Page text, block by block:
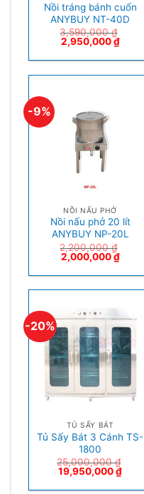
Nồi tráng bánh cuốn
ANYBUY NT-40D
3,590,000₫
2,950,000₫
-9%
NỒI NẤU PHỞ
Nồi nấu phở 20 lít
ANYBUY NP-20L
2,200,000₫
2,000,000₫
-20%
TỦ SẤY BÁT
Tủ Sấy Bát 3 Cánh TS-
1800
25,000,000₫
19,950,000₫